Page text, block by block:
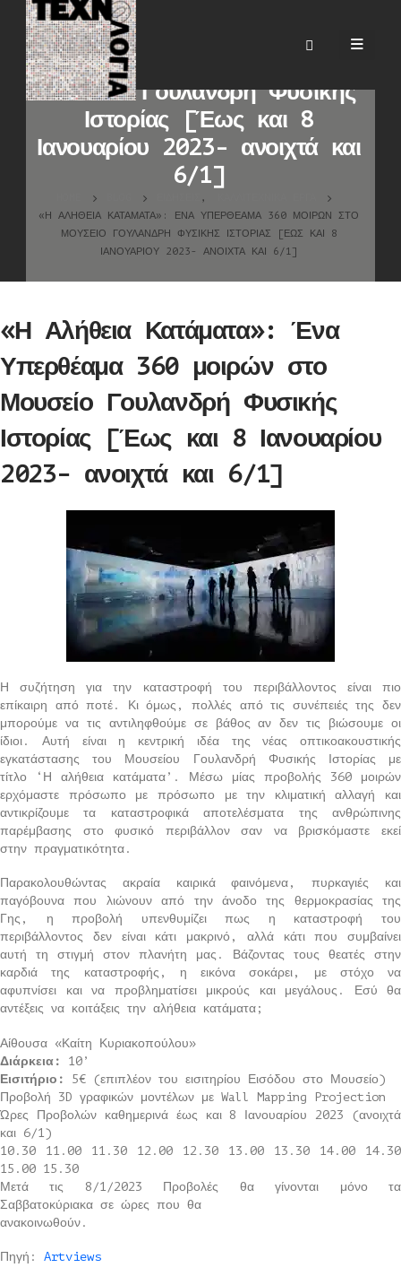
«Η Αλήθεια Κατάματα»: Ένα
Υπερθέαμα 360 μοιρών στο
Μουσείο Γουλανδρή Φυσικής
Ιστορίας [Έως και 8
Ιανουαρίου 2023- ανοιχτά και
6/1]
,
«Η ΑΛΉΘΕΙΑ ΚΑΤΆΜΑΤΑ»: ΈΝΑ ΥΠΕΡΘΈΑΜΑ 360 ΜΟΙΡΏΝ ΣΤΟ
ΜΟΥΣΕΊΟ ΓΟΥΛΑΝΔΡΉ ΦΥΣΙΚΉΣ ΙΣΤΟΡΊΑΣ [ΈΩΣ ΚΑΙ 8
ΙΑΝΟΥΑΡΊΟΥ 2023- ΑΝΟΙΧΤΆ ΚΑΙ 6/1]
«Η Αλήθεια Κατάματα»: Ένα
Υπερθέαμα 360 μοιρών στο
Μουσείο Γουλανδρή Φυσικής
Ιστορίας [Έως και 8 Ιανουαρίου
2023- ανοιχτά και 6/1]
Η συζήτηση για την καταστροφή του περιβάλλοντος είναι πιο
επίκαιρη από ποτέ. Κι όμως, πολλές από τις συνέπειές της δεν
μπορούμε να τις αντιληφθούμε σε βάθος αν δεν τις βιώσουμε οι
ίδιοι. Αυτή είναι η κεντρική ιδέα της νέας οπτικοακουστικής
εγκατάστασης του Μουσείου Γουλανδρή Φυσικής Ιστορίας με
τίτλο ‘Η αλήθεια κατάματα’. Μέσω μίας προβολής 360 μοιρών
ερχόμαστε πρόσωπο με πρόσωπο με την κλιματική αλλαγή και
αντικρίζουμε τα καταστροφικά αποτελέσματα της ανθρώπινης
παρέμβασης στο φυσικό περιβάλλον σαν να βρισκόμαστε εκεί
στην πραγματικότητα.
Παρακολουθώντας ακραία καιρικά φαινόμενα, πυρκαγιές και
παγόβουνα που λιώνουν από την άνοδο της θερμοκρασίας της
Γης, η προβολή υπενθυμίζει πως η καταστροφή του
περιβάλλοντος δεν είναι κάτι μακρινό, αλλά κάτι που συμβαίνει
αυτή τη στιγμή στον πλανήτη μας. Βάζοντας τους θεατές στην
καρδιά της καταστροφής, η εικόνα σοκάρει, με στόχο να
αφυπνίσει και να προβληματίσει μικρούς και μεγάλους. Εσύ θα
αντέξεις να κοιτάξεις την αλήθεια κατάματα;
Αίθουσα «Καίτη Κυριακοπούλου»
Διάρκεια:
10’
Εισιτήριο:
5€ (επιπλέον του εισιτηρίου Εισόδου στο Μουσείο)
Προβολή 3D γραφικών μοντέλων με Wall Mapping Projection
Ώρες Προβολών καθημερινά έως και 8 Ιανουαρίου 2023 (ανοιχτά
και 6/1)
10.30 11.00 11.30 12.00 12.30 13.00 13.30 14.00 14.30
15.00 15.30
Μετά τις 8/1/2023 Προβολές θα γίνονται μόνο τα
Σαββατοκύριακα σε ώρες που θα
ανακοινωθούν.
Πηγή: Artviews